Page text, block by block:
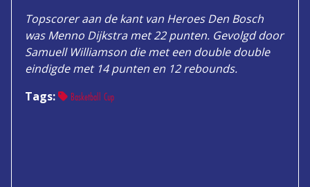
Topscorer aan de kant van Heroes Den Bosch
was Menno Dijkstra met 22 punten. Gevolgd door
Samuell Williamson die met een double double
eindigde met 14 punten en 12 rebounds.
Tags:
Basketball Cup